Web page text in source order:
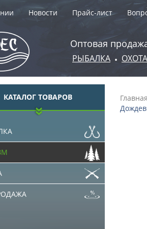
Новости Прайс-лист
Оптовая
РЫБАЛКА • ОХОТА
КАТАЛОГ ТОВАРОВ Главная